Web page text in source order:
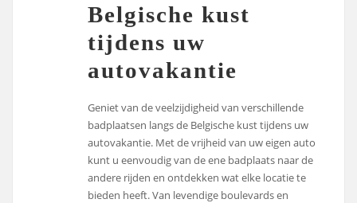
Belgische kust
tijdens uw
autovakantie
Geniet van de veelzijdigheid van verschillende
badplaatsen langs de Belgische kust tijdens uw
autovakantie. Met de vrijheid van uw eigen auto
kunt u eenvoudig van de ene badplaats naar de
andere rijden en ontdekken wat elke locatie te
bieden heeft. Van levendige boulevards en